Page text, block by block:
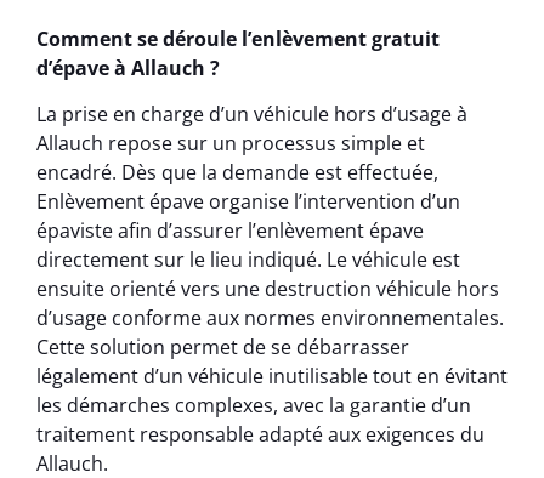
Comment se déroule l’enlèvement gratuit
d’épave à Allauch ?
La prise en charge d’un véhicule hors d’usage à
Allauch repose sur un processus simple et
encadré. Dès que la demande est effectuée,
Enlèvement épave organise l’intervention d’un
épaviste afin d’assurer l’enlèvement épave
directement sur le lieu indiqué. Le véhicule est
ensuite orienté vers une destruction véhicule hors
d’usage conforme aux normes environnementales.
Cette solution permet de se débarrasser
légalement d’un véhicule inutilisable tout en évitant
les démarches complexes, avec la garantie d’un
traitement responsable adapté aux exigences du
Allauch.